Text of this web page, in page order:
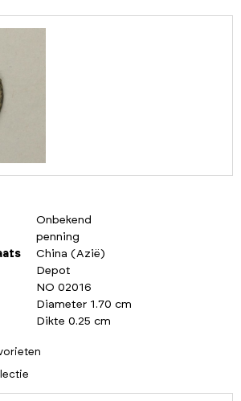
Onbekend
penning
China (Azië)
Depot
NO 02016
Diameter 1.70 cm
Dikte 0.25 cm